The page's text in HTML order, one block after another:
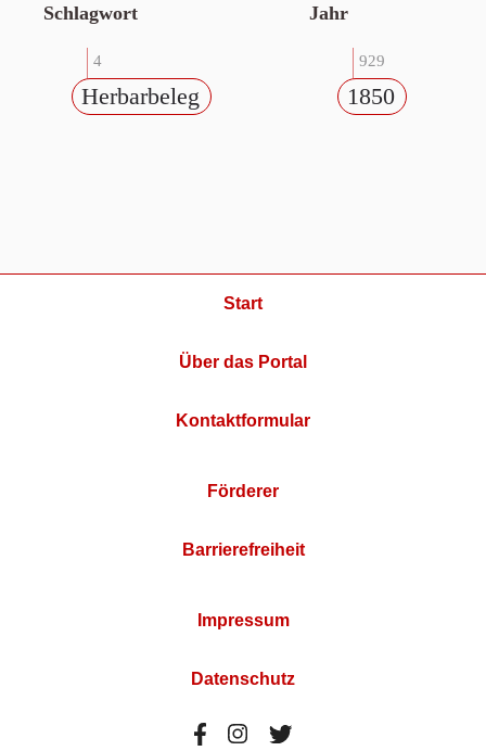
Schlagwort
4
Herbarbeleg
Jahr
929
1850
Start
Über das Portal
Kontaktformular
Förderer
Barrierefreiheit
Impressum
Datenschutz